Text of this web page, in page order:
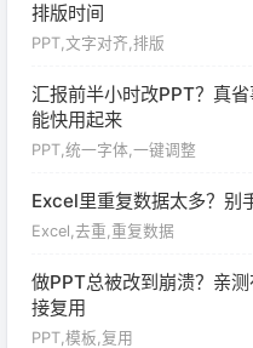
排版时间
PPT,文字对齐,排版
汇报前半小时改PPT？真
能快用起来
PPT,统一字体,一键调整
Excel里重复数据太多？别
Excel,去重,重复数据
做PPT总被改到崩溃？亲
接复用
PPT,模板,复用